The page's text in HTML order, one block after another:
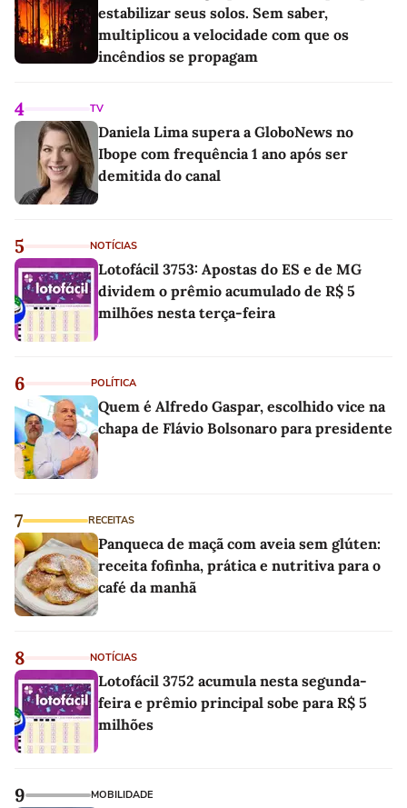
estabilizar seus solos. Sem saber,
multiplicou a velocidade com que os
incêndios se propagam
4 TV
Daniela Lima supera a GloboNews no
Ibope com frequência 1 ano após ser
demitida do canal
5 NOTÍCIAS
Lotofácil 3753: Apostas do ES e de MG
dividem o prêmio acumulado de R$ 5
milhões nesta terça-feira
6 POLÍTICA
Quem é Alfredo Gaspar, escolhido vice na
chapa de Flávio Bolsonaro para presidente
7 RECEITAS
Panqueca de maçã com aveia sem glúten:
receita fofinha, prática e nutritiva para o
café da manhã
8 NOTÍCIAS
Lotofácil 3752 acumula nesta segunda-
feira e prêmio principal sobe para R$ 5
milhões
9 MOBILIDADE